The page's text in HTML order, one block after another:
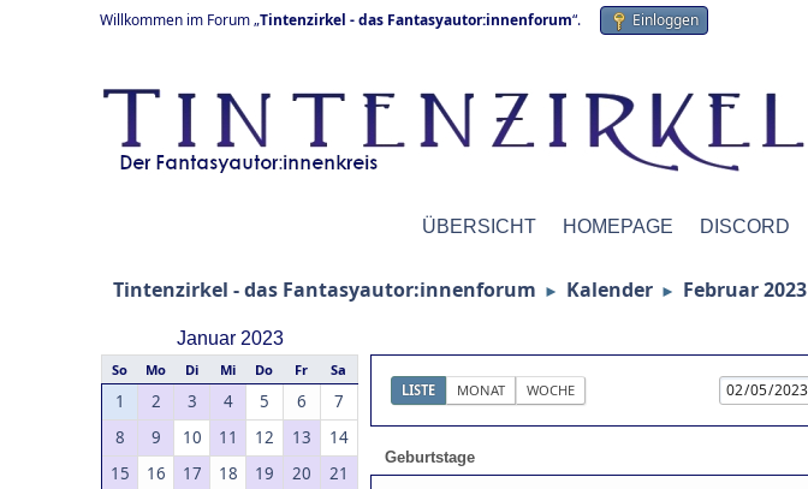
Willkommen im Forum „Tintenzirkel - das Fantasyautor:innenforum“. Einloggen
ÜBERSICHT HOMEPAGE DISCORD
Tintenzirkel - das Fantasyautor:innenforum ► Kalender ► Februar 2023
Januar 2023
So Mo Di Mi Do Fr Sa
1 2 3 4 5 6
7
8
9 10 11 12 13
14
15
16 17 18 19 20
21
LISTE MONAT WOCHE
Geburtstage